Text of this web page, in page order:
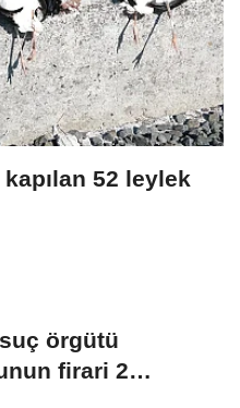
52 leylek
örgütü
firari 2